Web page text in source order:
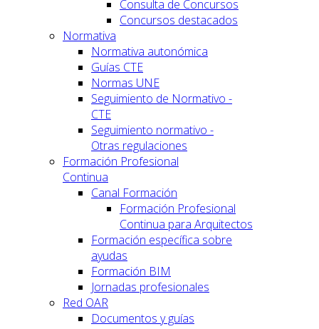
Consulta de Concursos
Concursos destacados
Normativa
Normativa autonómica
Guías CTE
Normas UNE
Seguimiento de Normativo -
CTE
Seguimiento normativo -
Otras regulaciones
Formación Profesional
Continua
Canal Formación
Formación Profesional
Continua para Arquitectos
Formación específica sobre
ayudas
Formación BIM
Jornadas profesionales
Red OAR
Documentos y guías